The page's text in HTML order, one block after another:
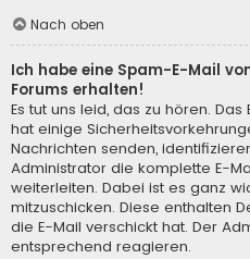
Nach oben
Ich habe eine Spam-E-Mail
Forums erhalten!
Es tut uns leid, das zu hören.
hat einige
Nachrichten senden,
Administrator die komplette E-
weiterleiten. Dabei ist es ganz
mitzuschicken. Diese enthalten
die E-Mail verschickt hat. Der
entsprechend reagieren.